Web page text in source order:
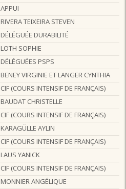
APPUI
RIVERA TEIXEIRA STEVEN
DÉLÉGUÉE DURABILITÉ
LOTH SOPHIE
DÉLÉGUÉES PSPS
BENEY VIRGINIE ET LANGER CYNTHIA
CIF (COURS INTENSIF DE FRANÇAIS)
BAUDAT CHRISTELLE
CIF (COURS INTENSIF DE FRANÇAIS)
KARAGÜLLE AYLIN
CIF (COURS INTENSIF DE FRANÇAIS)
LAUS YANICK
CIF (COURS INTENSIF DE FRANÇAIS)
MONNIER ANGÉLIQUE